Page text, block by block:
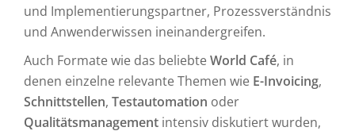
und Implementierungspartner, Prozessverständnis
und Anwenderwissen ineinandergreifen.
Auch Formate wie das beliebteWorld Café, in
denen einzelne relevante Themen wie E-Invoicing,
Schnittstellen, Testautomation oder
Qualitätsmanagement intensiv diskutiert wurden,